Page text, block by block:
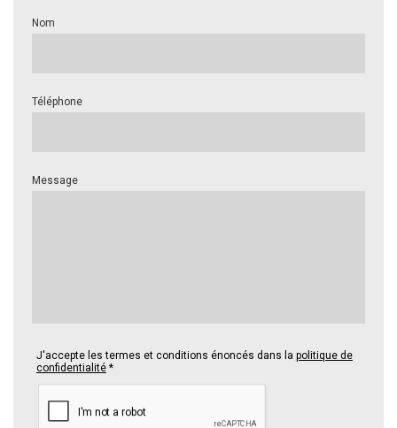
J'accepte les termes et conditions énoncés dans la politique de
confidentialité*